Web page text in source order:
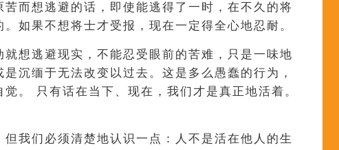
苦而想逃避的话，即使能逃得了一时，在不久的将
如果不想将士才受报，现在一定得全心地忍耐。
想逃避现实，不能忍受眼前的苦难，只是一味地
沉缅于无法改变以过去。这是多么愚蠢的行为，
。 只有话在当下、现在，我们才是真正地活着。
我们必须清楚地认识一点：人不是活在他人的生